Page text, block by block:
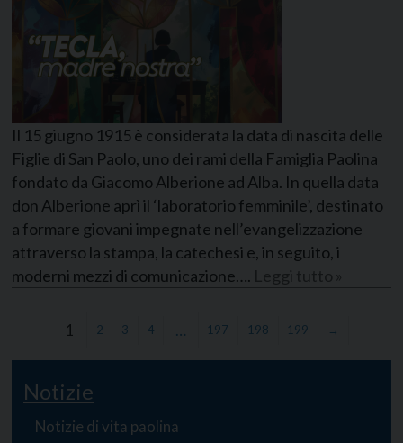
Il 15 giugno 1915 è considerata la data di nascita delle
Figlie di San Paolo, uno dei rami della Famiglia Paolina
fondato da Giacomo Alberione ad Alba. In quella data
don Alberione aprì il ‘laboratorio femminile’, destinato
a formare giovani impegnate nell’evangelizzazione
attraverso la stampa, la catechesi e, in seguito, i
moderni mezzi di comunicazione….
1 2 3 4 … 197 198 199 →
Notizie
Notizie di vita paolina